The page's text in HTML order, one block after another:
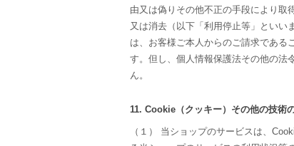
由又は偽りその他不正の手段により取
又は消去（以下「利用停止等」といい
は、お客様ご本人からのご請求である
す。但し、個人情報保護法その他の法
ん。
11. Cookie（クッキー）その他の技術
（１） 当ショップのサービスは、